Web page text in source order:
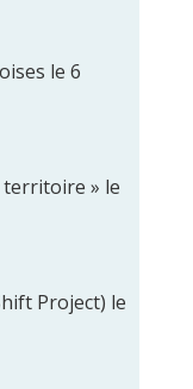
le 6
territoire » le
Project) le